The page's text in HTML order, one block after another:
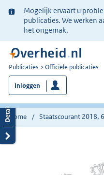
Ter
informatie:
Mogelijk ervaart u
publicaties. We werken
het ongemak.
U
bent
nu
hier:
Publicaties Officiële publicaties
Inloggen
Home Staatscourant 2018,